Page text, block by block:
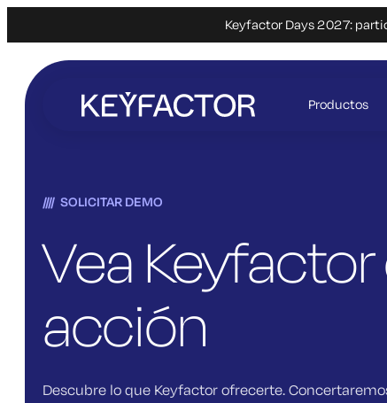
Keyfactor Days 2027:
Ir
contenido
principal
Productos
SOLICITAR DEMO
Vea Keyfactor
acción
Descubre lo que Keyfactor ofrecerte.